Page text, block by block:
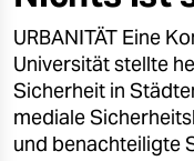
gesellschaft
kultur
sport
URBANITÄT Eine
Universität stellte
Sicherheit in
mediale
und benachteiligte